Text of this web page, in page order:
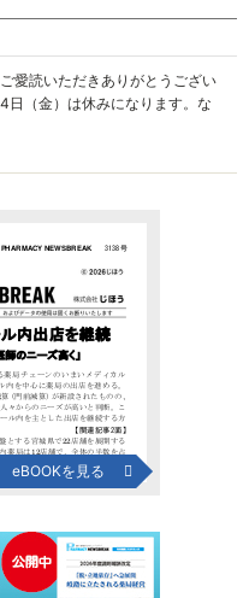
愛読いただきありがとうござい
日（金）は休みになります。な
eBOOKを見る